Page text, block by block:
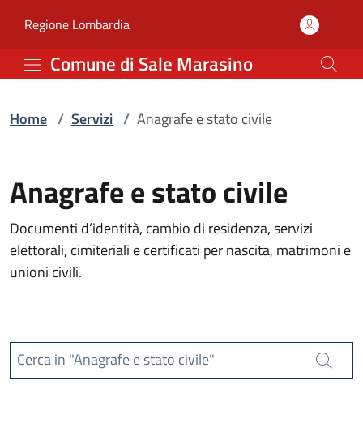
Servizi | Comune di
Regione Lombardia(apre in un'altra scheda).
Comune di Sale Marasino
Home / Servizi / Anagrafe e stato civile
Anagrafe e stato civile
Documenti d’identità, cambio di residenza, servizi
elettorali, cimiteriali e certificati per nascita, matrimoni e
unioni civili.
Cerca in "Anagrafe e stato civile"
Cerca